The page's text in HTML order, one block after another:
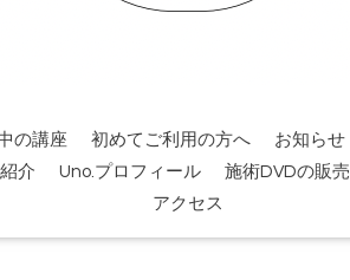
の講座 初めてご利用の方へ お知らせ
介 Uno.プロフィール 施術DVDの販売
アクセス